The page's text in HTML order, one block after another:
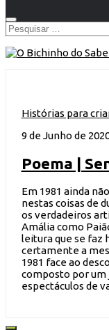
Pesquisar
por:
Histórias para
9 de Junho de
Poema |
Em 1981 ainda
nestas coisas de
os verdadeiros
Amália como
leitura que se faz
certamente a
1981 face ao
composto por um
espectáculos de